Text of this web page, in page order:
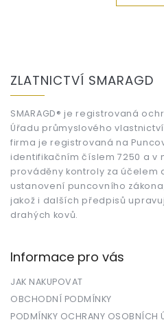
ZLATNICTVÍ SMARAGD
SMARAGD® je registrovaná
Úřadu průmyslového
firma je registrovaná na
identifikačním číslem 7250 a v
prováděny kontroly za účelem
ustanovení puncovního
jakož i dalších předpisů
drahých kovů.
Informace pro vás
JAK NAKUPOVAT
OBCHODNÍ PODMÍNKY
PODMÍNKY OCHRANY OSOBNÍCH